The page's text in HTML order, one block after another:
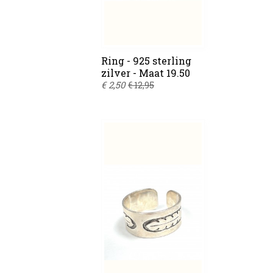
Ring - 925 sterling
zilver - Maat 19.50
€ 2,50 € 12,95